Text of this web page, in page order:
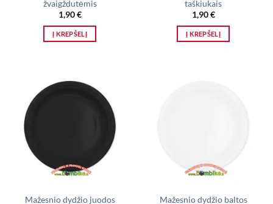
žvaigždutėmis
1,90€
Į KREPŠELĮ
taškiukais
1,90€
Į KREPŠELĮ
Mažesnio dydžio juodos
Mažesnio dydžio baltos